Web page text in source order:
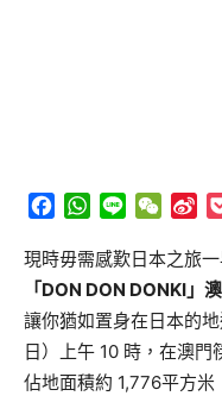
Facebook
WhatsApp
Line
現時毋需感歎日本之旅
「DON DON DONKI」
讓你猶如置身在日本的
日）上午 10 時，在澳
佔地面積約 1,776平方